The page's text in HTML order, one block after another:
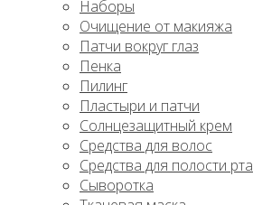
Наборы
Очищение от макияжа
Патчи вокруг глаз
Пенка
Пилинг
Пластыри и патчи
Солнцезащитный крем
Средства для волос
Средства для полости рта
Сыворотка